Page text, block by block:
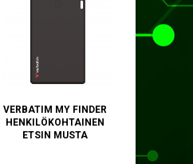
VERBATIM MY FINDER
HENKILÖKOHTAINEN
ETSIN MUSTA